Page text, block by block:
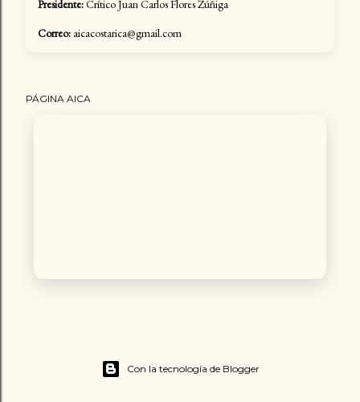
Presidente:Crítico Juan Carlos Flores Zúñiga
Correo: aicacostarica@gmail.com
PÁGINA AICA
Con la tecnología de Blogger